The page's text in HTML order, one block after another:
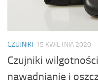
CZUJNIKI 15 KWIETNIA 2020
Czujniki
nawadnianie i